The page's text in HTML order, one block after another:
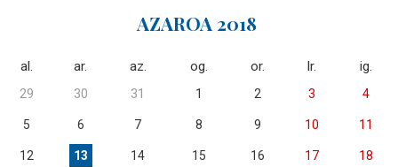
AZAROA 2018
al. ar. az. og. or. lr. ig.
29 30 31 1 2 3 4
5 6 7 8 9 10 11
12 13 14 15 16 17 18